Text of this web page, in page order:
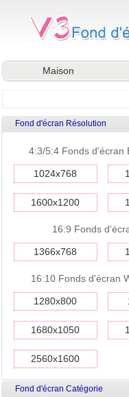
Maison
Fond d'écran Résolution
4:3/5:4 Fonds d'écran
1024x768
1600x1200
16:9 Fonds
1366x768
16:10 Fonds d'écran
1280x800
1680x1050
2560x1600
Fond d'écran Catégorie